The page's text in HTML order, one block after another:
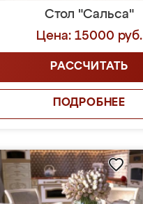
Стол "Сальса"
Цена: 15000 руб.
РАССЧИТАТЬ
ПОДРОБНЕЕ